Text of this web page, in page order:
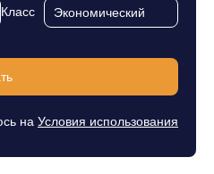
Класс
на Условия использования